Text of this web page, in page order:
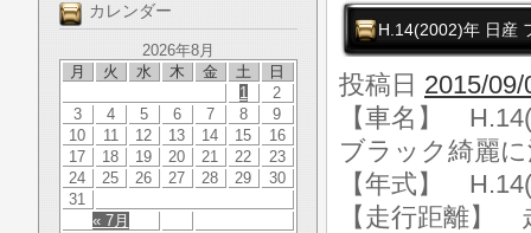
カレンダー
2026年8月
月
火 水 木 金 土 日
« 7月
1
2
3
4 5 6 7 8
9
10
11 12 13 14 15
16
17
18 19 20 21 22
23
24
25 26 27 28 29
30
31
H.14(2002)年 日産
投稿日 2015/09/
【車名】
ブラック綺麗
【年式】
【走行距離】